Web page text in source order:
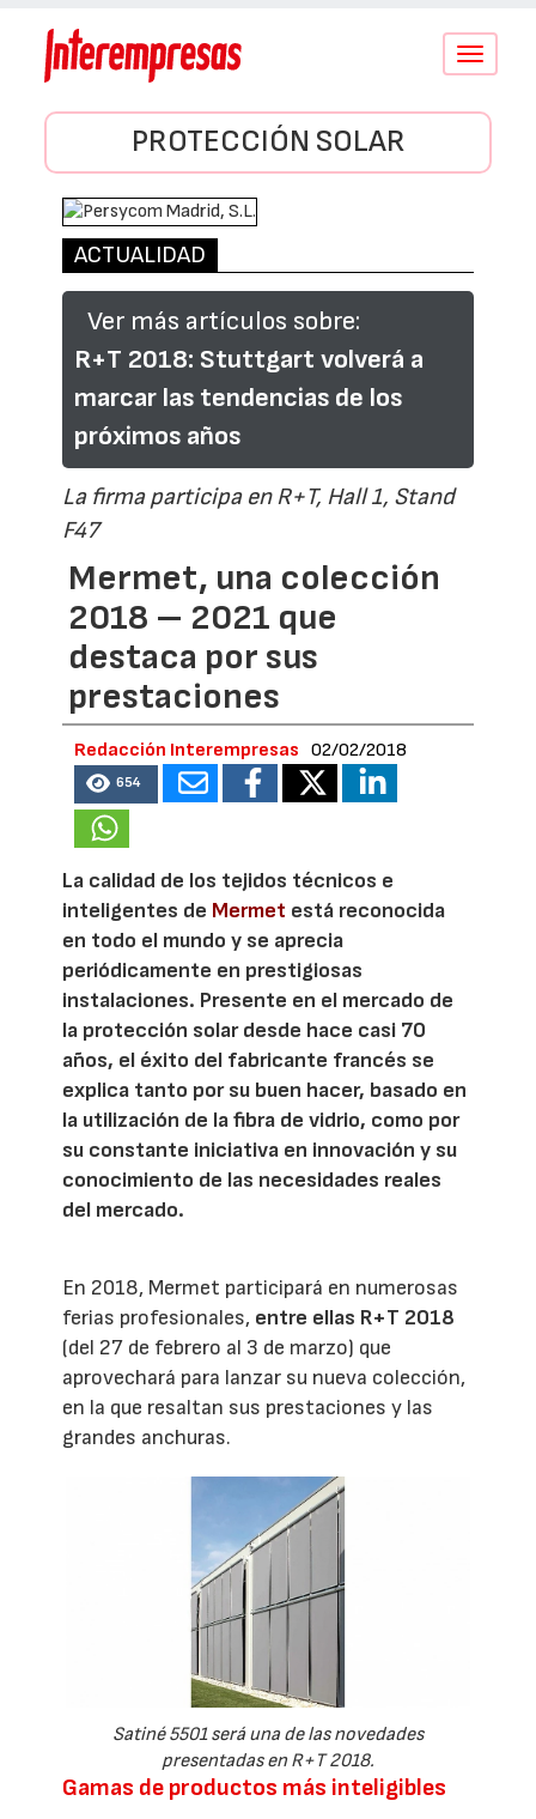
Conmutar
PROTECCIÓN SOLAR
ACTUALIDAD
Ver más artículos sobre:
R+T 2018: Stuttgart volverá a
marcar las tendencias de los
próximos años
La firma participa en R+T, Hall 1, Stand
F47
Mermet, una colección
2018 – 2021 que
destaca por sus
prestaciones
Redacción Interempresas 02/02/2018
654
La calidad de los tejidos técnicos e
inteligentes de Mermet está reconocida
en todo el mundo y se aprecia
periódicamente en prestigiosas
instalaciones. Presente en el mercado de
la protección solar desde hace casi 70
años, el éxito del fabricante francés se
explica tanto por su buen hacer, basado en
la utilización de la fibra de vidrio, como por
su constante iniciativa en innovación y su
conocimiento de las necesidades reales
del mercado.
En 2018, Mermet participará en numerosas
ferias profesionales, entre ellas R+T 2018
(del 27 de febrero al 3 de marzo) que
aprovechará para lanzar su nueva colección,
en la que resaltan sus prestaciones y las
grandes anchuras.
Satiné 5501 será una de las novedades
presentadas en R+T 2018.
Gamas de productos más inteligibles